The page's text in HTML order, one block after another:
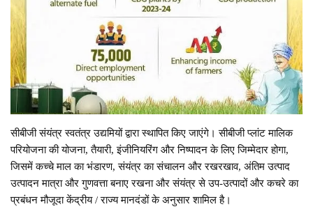
सीबीजी संयंत्र स्वतंत्र उद्यमियों द्वारा स्थापित किए जाएंगे। सीबीजी प्लांट मालिक
परियोजना की योजना, तैयारी, इंजीनियरिंग और निष्पादन के लिए जिम्मेदार होगा,
जिसमें कच्चे माल का भंडारण, संयंत्र का संचालन और रखरखाव, अंतिम उत्पाद
उत्पादन मात्रा और गुणवत्ता बनाए रखना और संयंत्र से उप-उत्पादों और कचरे का
प्रबंधन मौजूदा केंद्रीय / राज्य मानदंडों के अनुसार शामिल है।